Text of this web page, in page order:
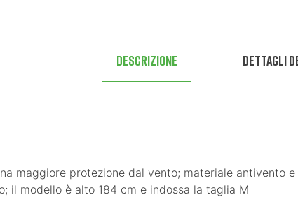
Descrizione Dettagli
maggiore protezione dal vento; materiale antivento
il modello è alto 184 cm e indossa la taglia M